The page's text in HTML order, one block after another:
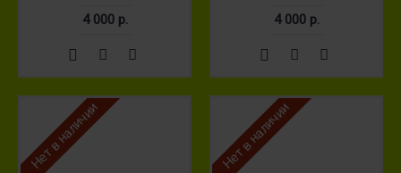
4 000 р. 4 000 р.
Нет в наличии Нет в наличии